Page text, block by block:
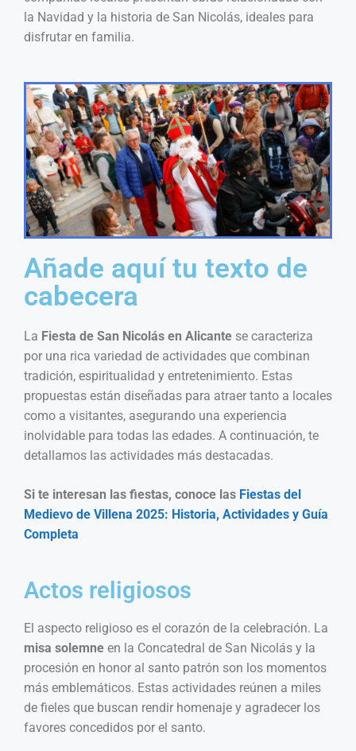
la Navidad y la historia de San Nicolás, ideales para
disfrutar en familia.
Añade aquí tu texto de
cabecera
La Fiesta de San Nicolás en Alicante se caracteriza
por una rica variedad de actividades que combinan
tradición, espiritualidad y entretenimiento. Estas
propuestas están diseñadas para atraer tanto a locales
como a visitantes, asegurando una experiencia
inolvidable para todas las edades. A continuación, te
detallamos las actividades más destacadas.
Si te interesan las fiestas, conoce las Fiestas del
Medievo de Villena 2025: Historia, Actividades y Guía
Completa
Actos religiosos
El aspecto religioso es el corazón de la celebración. La
misa solemne en la Concatedral de San Nicolás y la
procesión en honor al santo patrón son los momentos
más emblemáticos. Estas actividades reúnen a miles
de fieles que buscan rendir homenaje y agradecer los
favores concedidos por el santo.